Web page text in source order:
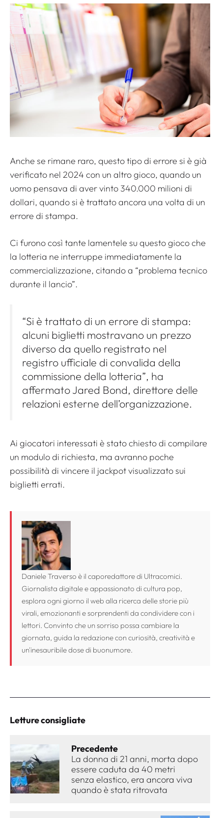
Anche se rimane raro, questo tipo di errore si è già
verificato nel 2024 con un altro gioco, quando un
uomo pensava di aver vinto 340.000 milioni di
dollari, quando si è trattato ancora una volta di un
errore di stampa.
Ci furono così tante lamentele su questo gioco che
la lotteria ne interruppe immediatamente la
commercializzazione, citando a “problema tecnico
durante il lancio”.
“Si è trattato di un errore di stampa:
alcuni biglietti mostravano un prezzo
diverso da quello registrato nel
registro ufficiale di convalida della
commissione della lotteria”, ha
affermato Jared Bond, direttore delle
relazioni esterne dell’organizzazione.
Ai giocatori interessati è stato chiesto di compilare
un modulo di richiesta, ma avranno poche
possibilità di vincere il jackpot visualizzato sui
biglietti errati.
Daniele Traverso è il caporedattore di Ultracomici.
Giornalista digitale e appassionato di cultura pop,
esplora ogni giorno il web alla ricerca delle storie più
virali, emozionanti e sorprendenti da condividere con i
lettori. Convinto che un sorriso possa cambiare la
giornata, guida la redazione con curiosità, creatività e
un'inesauribile dose di buonumore.
Letture consigliate
Precedente
La donna di 21 anni, morta dopo
essere caduta da 40 metri
senza elastico, era ancora viva
quando è stata ritrovata